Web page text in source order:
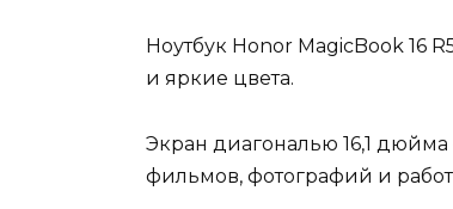
Ноутбук Honor MagicBook 16
и яркие цвета.
Экран диагональю 16,1
фильмов, фотографий и